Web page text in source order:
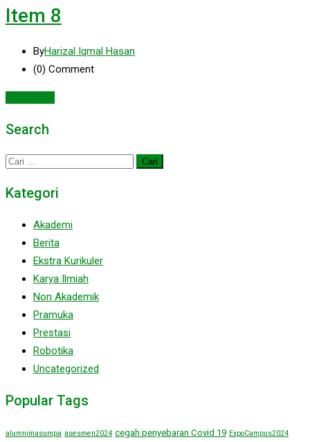
Item 8
ByHarizal Iqmal Hasan
(0) Comment
Search
Cari
Kategori
Akademi
Berita
Ekstra Kurikuler
Karya Ilmiah
Non Akademik
Pramuka
Prestasi
Robotika
Uncategorized
Popular Tags
alumnimasumpa asesmen2024 cegah penyebaran Covid 19 ExpoCampus2024